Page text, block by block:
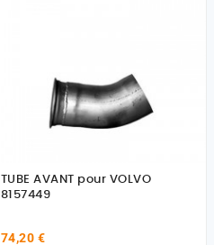
TUBE AVANT pour VOLVO
8157449
74,20 €